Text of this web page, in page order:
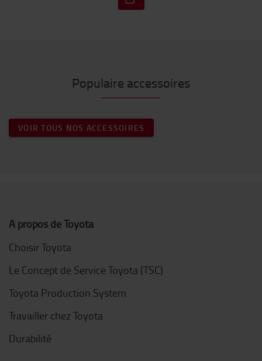
Populaire accessoires
VOIR TOUS NOS ACCESSOIRES
A propos de Toyota
Choisir Toyota
Le Concept de Service Toyota (TSC)
Toyota Production System
Travailler chez Toyota
Durabilité